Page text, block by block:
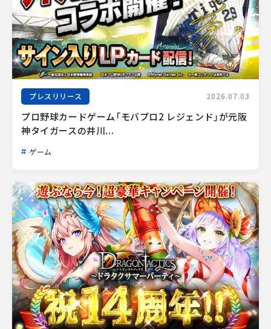
プレスリリース 2026.07.03
プロ野球カードゲーム「モバプロ2 レジェンド」が元阪
神タイガースの井川...
ゲーム